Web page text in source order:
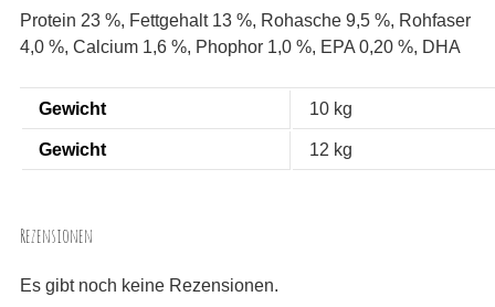
Protein 23 %, Fettgehalt 13 %, Rohasche 9,5 %, Rohfaser
4,0 %, Calcium 1,6 %, Phophor 1,0 %, EPA 0,20 %, DHA
Gewicht 10 kg
Gewicht 12 kg
Rezensionen
Es gibt noch keine Rezensionen.